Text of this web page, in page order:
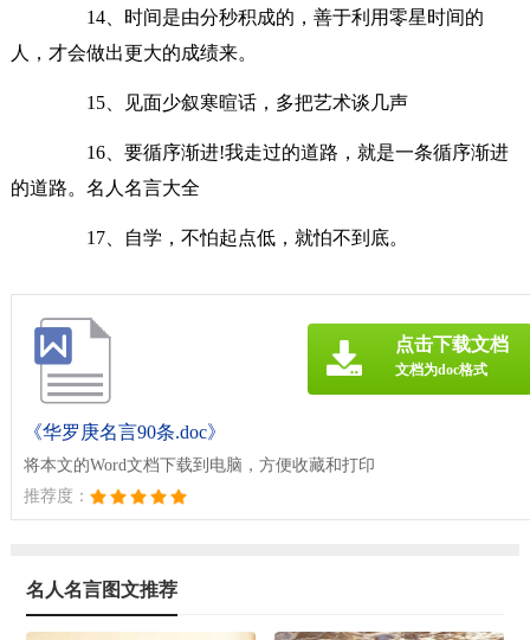
14、时间是由分秒积成的，善于利用零星时间的
人，才会做出更大的成绩来。
15、见面少叙寒暄话，多把艺术谈几声
16、要循序渐进!我走过的道路，就是一条循序渐进
的道路。名人名言大全
17、自学，不怕起点低，就怕不到底。
《华罗庚名言90条.doc》
将本文的Word文档下载到电脑，方便收藏和打印
推荐度：
点击下载文档
文档为doc格式
名人名言图文推荐